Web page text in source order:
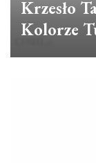
Krzesło
Kolorze